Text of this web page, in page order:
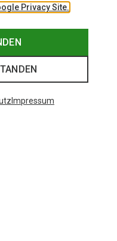
Privacy Site.
Impressum